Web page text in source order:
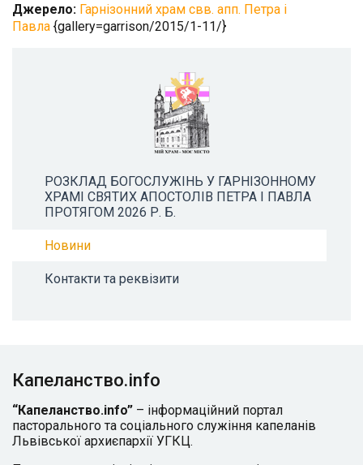
Джерело: Гарнізонний храм свв. апп. Петра і
Павла {gallery=garrison/2015/1-11/}
РОЗКЛАД БОГОСЛУЖІНЬ У ГАРНІЗОННОМУ
ХРАМІ СВЯТИХ АПОСТОЛІВ ПЕТРА І ПАВЛА
ПРОТЯГОМ 2026 Р. Б.
Новини
Контакти та реквізити
Капеланство.info
“Капеланство.info” – інформаційний портал
пасторального та соціального служіння капеланів
Львівської архиєпархії УГКЦ.